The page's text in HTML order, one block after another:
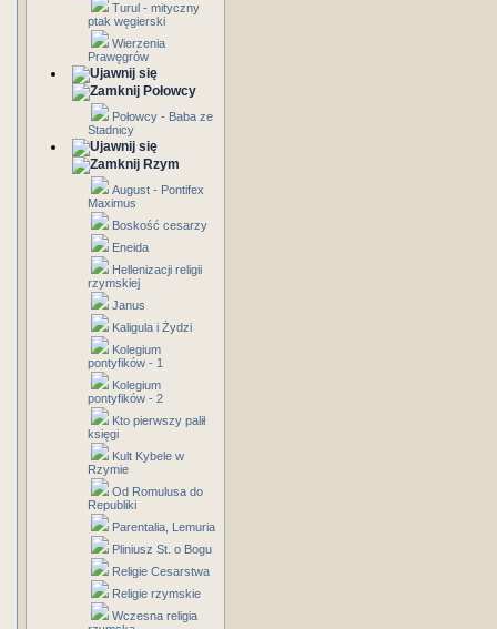
Turul - mityczny
ptak węgierski
Wierzenia
Prawęgrów
Połowcy
Połowcy - Baba ze
Stadnicy
Rzym
August - Pontifex
Maximus
Boskość cesarzy
Eneida
Hellenizacji religii
rzymskiej
Janus
Kaligula i Żydzi
Kolegium
pontyfików - 1
Kolegium
pontyfików - 2
Kto pierwszy palił
księgi
Kult Kybele w
Rzymie
Od Romulusa do
Republiki
Parentalia, Lemuria
Pliniusz St. o Bogu
Religie Cesarstwa
Religie rzymskie
Wczesna religia